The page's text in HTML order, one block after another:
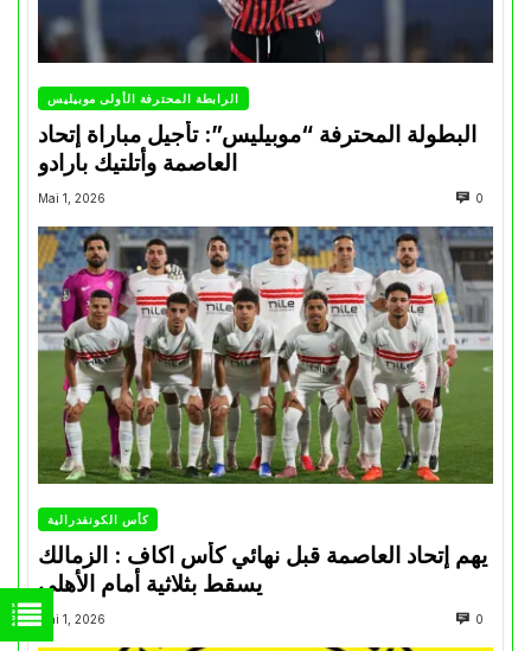
الرابطة المحترفة الأولى موبيليس
البطولة المحترفة “موبيليس”: تأجيل مباراة إتحاد
العاصمة وأتلتيك بارادو
Mai 1, 2026 0
كأس الكونفدرالية
يهم إتحاد العاصمة قبل نهائي كأس اكاف : الزمالك
Mai 1, 2026 0